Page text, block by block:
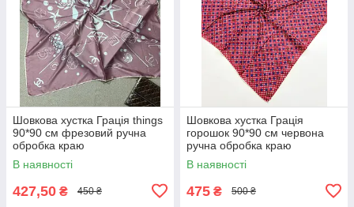
Шовкова хустка Грація things
90*90 см фрезовий ручна
обробка краю
В наявності
427,50 ₴ 450 ₴
Шовкова хустка Грація
горошок 90*90 см червона
ручна обробка краю
В наявності
475 ₴ 500 ₴